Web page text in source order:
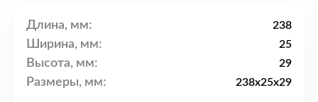
Длина, мм: 238
Ширина, мм: 25
Высота, мм: 29
Размеры, мм: 238x25x29